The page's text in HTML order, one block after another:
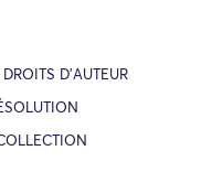
D’AUTEUR